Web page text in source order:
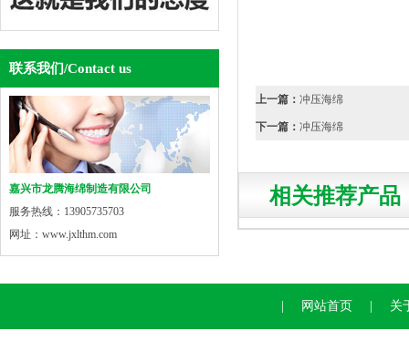
联系我们/Contact us
嘉兴市龙腾海绵制造有限公司
服务热线：13905735703
网址：www.jxlthm.com
上一篇： 冲压海绵
下一篇： 冲压海绵
相关推荐产品
网站首页 关